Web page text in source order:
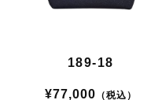
189-18
¥77,000 （税込）